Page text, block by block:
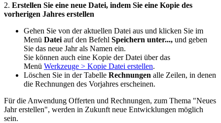
2. Erstellen Sie eine neue Datei, indem Sie eine Kopie des
vorherigen Jahres erstellen
Gehen Sie von der aktuellen Datei aus und klicken Sie im
Menü Datei auf den Befehl Speichern unter..., und geben
Sie das neue Jahr als Namen ein.
Sie können auch eine Kopie der Datei über das
Menü Werkzeuge > Kopie Datei erstellen.
Löschen Sie in der Tabelle Rechnungen alle Zeilen, in denen
die Rechnungen des Vorjahres erscheinen.
Für die Anwendung Offerten und Rechnungen, zum Thema "Neues
Jahr erstellen", werden in Zukunft neue Entwicklungen möglich
sein.